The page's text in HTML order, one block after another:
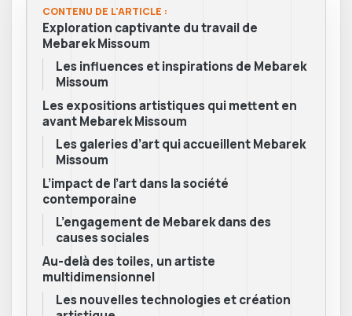
CONTENU DE L'ARTICLE :
Exploration captivante du travail de
Mebarek Missoum
Les influences et inspirations de Mebarek
Missoum
Les expositions artistiques qui mettent en
avant Mebarek Missoum
Les galeries d’art qui accueillent Mebarek
Missoum
L’impact de l’art dans la société
contemporaine
L’engagement de Mebarek dans des
causes sociales
Au-delà des toiles, un artiste
multidimensionnel
Les nouvelles technologies et création